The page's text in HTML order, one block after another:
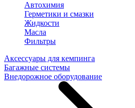
Автохимия
Герметики и смазки
Жидкости
Масла
Фильтры
Аксессуары для кемпинга
Багажные системы
Внедорожное оборудование